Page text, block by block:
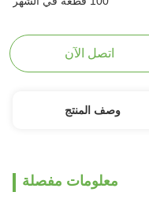
اتصل الآن
وصف المنتج
معلومات مفصلة